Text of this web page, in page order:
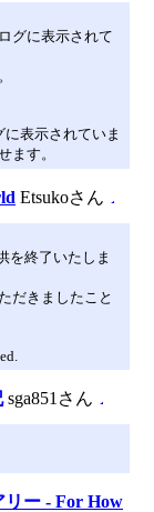
グに表示されて
表示されていま
ます。
Etsukoさん
を終了いたしま
だきましたこと
sga851さん
リー - For How